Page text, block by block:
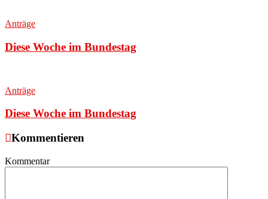
Anträge
Diese Woche im Bundestag
Anträge
Diese Woche im Bundestag
Kommentieren
Kommentar